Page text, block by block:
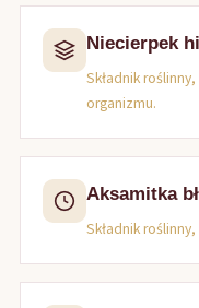
Niecierpek
Składnik
organizmu.
Aksamitka
Składnik